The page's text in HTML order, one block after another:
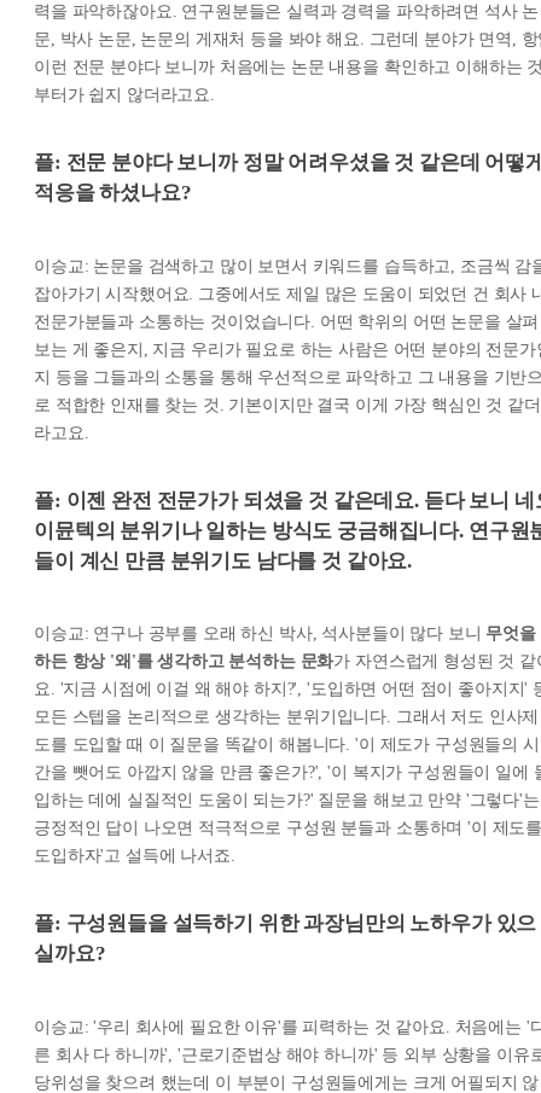
력을 파악하잖아요. 연구원분들은 실력과 경력을 파악하려면 석사 논
문, 박사 논문, 논문의 게재처 등을 봐야 해요. 그런데 분야가 면역, 항
이런 전문 분야다 보니까 처음에는 논문 내용을 확인하고 이해하는
부터가 쉽지 않더라고요.
플: 전문 분야다 보니까 정말 어려우셨을 것 같은데 어떻
적응을 하셨나요?
이승교: 논문을 검색하고 많이 보면서 키워드를 습득하고, 조금씩 감
잡아가기 시작했어요. 그중에서도 제일 많은 도움이 되었던 건 회사
전문가분들과 소통하는 것이었습니다. 어떤 학위의 어떤 논문을 살펴
보는 게 좋은지, 지금 우리가 필요로 하는 사람은 어떤 분야의 전문가
지 등을 그들과의 소통을 통해 우선적으로 파악하고 그 내용을 기반
로 적합한 인재를 찾는 것. 기본이지만 결국 이게 가장 핵심인 것 같더
라고요.
플: 이젠 완전 전문가가 되셨을 것 같은데요. 듣다 보니 네
이뮨텍의 분위기나 일하는 방식도 궁금해집니다. 연구원
들이 계신 만큼 분위기도 남다를 것 같아요.
이승교: 연구나 공부를 오래 하신 박사, 석사분들이 많다 보니 무엇을
하든 항상 '왜'를 생각하고 분석하는 문화가 자연스럽게 형성된 것 같
요. '지금 시점에 이걸 왜 해야 하지?', '도입하면 어떤 점이 좋아지지'
모든 스텝을 논리적으로 생각하는 분위기입니다. 그래서 저도 인사제
도를 도입할 때 이 질문을 똑같이 해봅니다. '이 제도가 구성원들의 시
간을 뺏어도 아깝지 않을 만큼 좋은가?', '이 복지가 구성원들이 일에
입하는 데에 실질적인 도움이 되는가?' 질문을 해보고 만약 '그렇다'는
긍정적인 답이 나오면 적극적으로 구성원 분들과 소통하며 '이 제도
도입하자'고 설득에 나서죠.
플: 구성원들을 설득하기 위한 과장님만의 노하우가 있으
실까요?
이승교: '우리 회사에 필요한 이유'를 피력하는 것 같아요. 처음에는 '
른 회사 다 하니까', '근로기준법상 해야 하니까' 등 외부 상황을 이유
당위성을 찾으려 했는데 이 부분이 구성원들에게는 크게 어필되지 않